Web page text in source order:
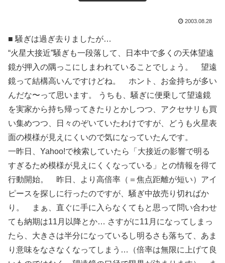
2003.08.28
■ 騒ぎは過ぎ去りましたが…
“火星大接近”騒ぎも一段落して、日本中で多くの天体望遠
鏡が押入の隅っこにしまわれていることでしょう。 望遠
鏡って結構高いんですけどね。 ホント、お金持ちが多い
んだな〜って思います。 うちも、騒ぎに便乗して望遠鏡
を実家から持ち帰ってきたりとかしつつ、アクセサリも買
い集めつつ、日々のぞいていたわけですが、どうも火星表
面の模様が見えにくいので気になっていたんです。
一昨日、Yahoo!で検索していたら「大接近の影響で明る
すぎるため模様が見えにくくなっている」との情報を得て
行動開始。 昨日、より高倍率（＝焦点距離が短い）アイ
ピースを探しに行ったのですが、騒ぎ中故売り切ればか
り。 まぁ、直ぐに手に入らなくてもと思って問い合わせ
ても納期は11月以降とか… さすがに11月になってしまっ
たら、大きさは半分になっているし明るさも落ちて、あま
り意味をなさなくなってしまう…（倍率は無限に上げて良